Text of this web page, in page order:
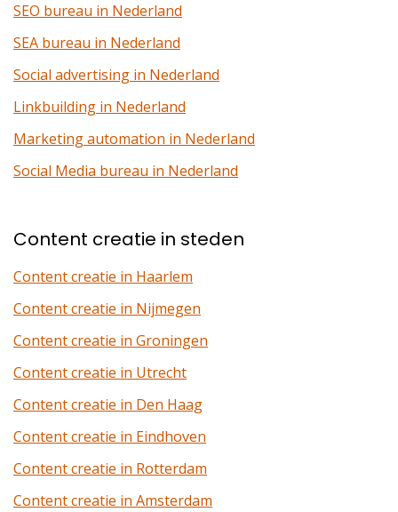
SEO bureau in Nederland
SEA bureau in Nederland
Social advertising in Nederland
Linkbuilding in Nederland
Marketing automation in Nederland
Social Media bureau in Nederland
Content creatie in steden
Content creatie in Haarlem
Content creatie in Nijmegen
Content creatie in Groningen
Content creatie in Utrecht
Content creatie in Den Haag
Content creatie in Eindhoven
Content creatie in Rotterdam
Content creatie in Amsterdam